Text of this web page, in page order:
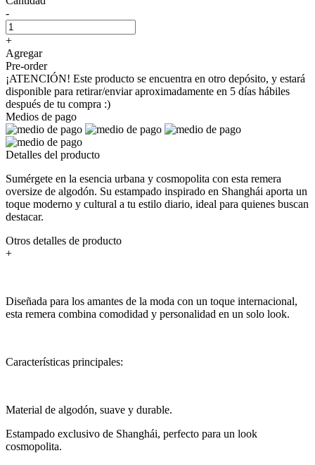
-
+
Agregar
Pre-order
¡ATENCIÓN! Este producto se encuentra en otro depósito, y estará
disponible para retirar/enviar aproximadamente en 5 días hábiles
después de tu compra :)
Medios de pago
Detalles del producto
Sumérgete en la esencia urbana y cosmopolita con esta remera
oversize de algodón. Su estampado inspirado en Shanghái aporta un
toque moderno y cultural a tu estilo diario, ideal para quienes buscan
destacar.
Otros detalles de producto
+
Diseñada para los amantes de la moda con un toque internacional,
esta remera combina comodidad y personalidad en un solo look.
Características principales:
Material de algodón, suave y durable.
Estampado exclusivo de Shanghái, perfecto para un look
cosmopolita.